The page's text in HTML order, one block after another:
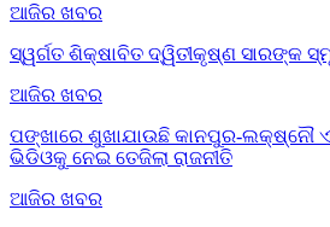
ଆଜିର ଖବର
ସ୍ୱର୍ଗତ ଶିକ୍ଷାବିତ ଦ୍ୱିତୀକୃଷ୍ଣ ସାରଙ୍କ
ଆଜିର ଖବର
ପଙ୍ଖାରେ ଶୁଖାଯାଉଛି କାନପୁର-ଲକ୍ଷ୍ନୌ
ଭିଡିଓକୁ ନେଇ ତେଜିଲା ରାଜନୀତି
ଆଜିର ଖବର